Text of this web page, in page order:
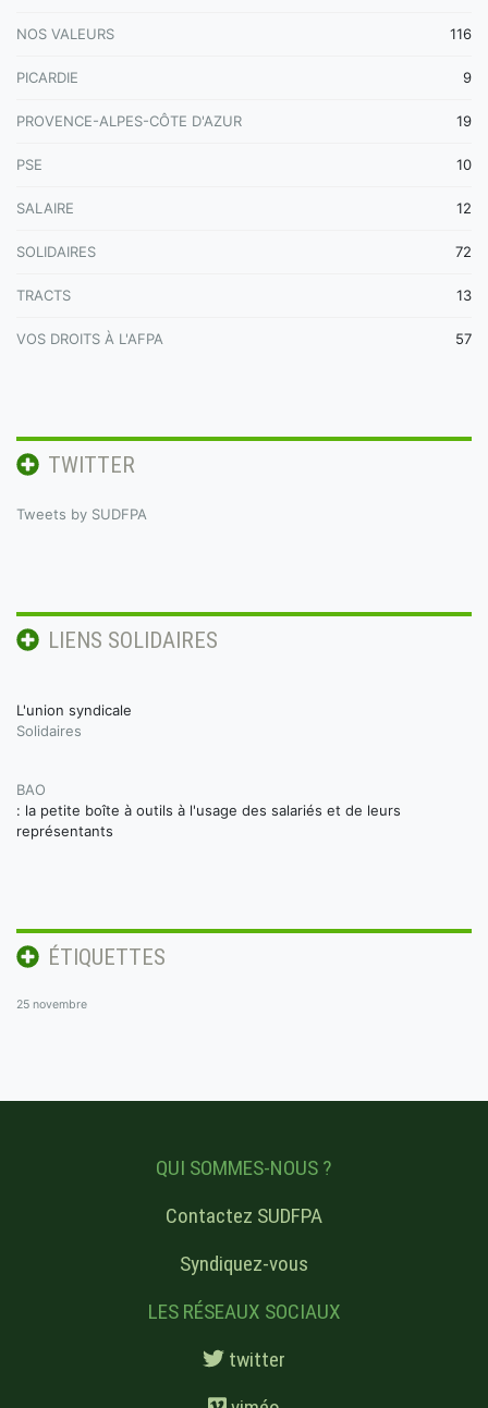
NOS VALEURS 116
PICARDIE 9
PROVENCE-ALPES-CÔTE D'AZUR 19
PSE 10
SALAIRE 12
SOLIDAIRES 72
TRACTS 13
VOS DROITS À L'AFPA 57
TWITTER
Tweets by SUDFPA
LIENS SOLIDAIRES
L'union syndicale
Solidaires
BAO
: la petite boîte à outils à l'usage des salariés et de leurs
représentants
ÉTIQUETTES
25 novembre
QUI SOMMES-NOUS ?
Contactez SUDFPA
Syndiquez-vous
LES RÉSEAUX SOCIAUX
twitter